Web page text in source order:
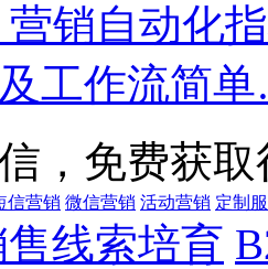
营销自动化
及工作流简
，免费获
信营销 微信营销 活动营销 定制
线索培育